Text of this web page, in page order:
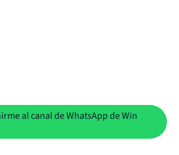
al canal de WhatsApp de Win